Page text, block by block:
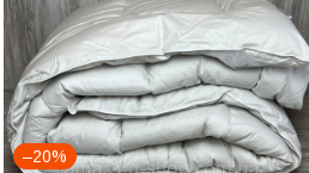
–20%